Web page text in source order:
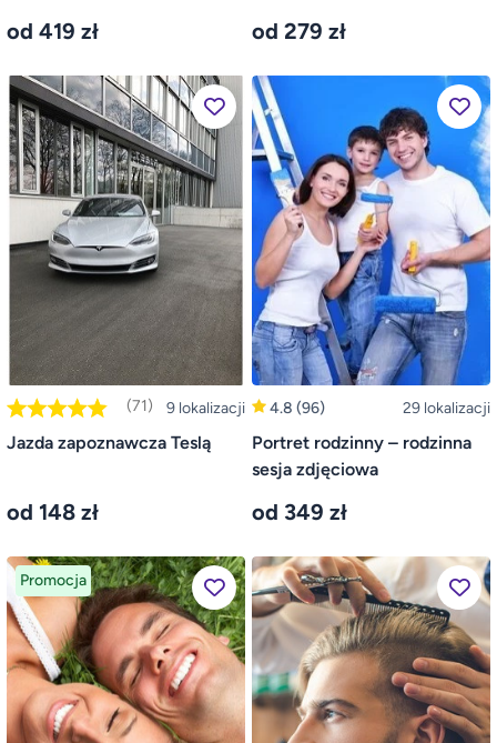
od 419 zł od 279 zł
(71) 9 lokalizacji
Jazda zapoznawcza Teslą
od 148 zł
4.8 (96) 29 lokalizacji
Portret rodzinny – rodzinna
sesja zdjęciowa
od 349 zł
Promocja